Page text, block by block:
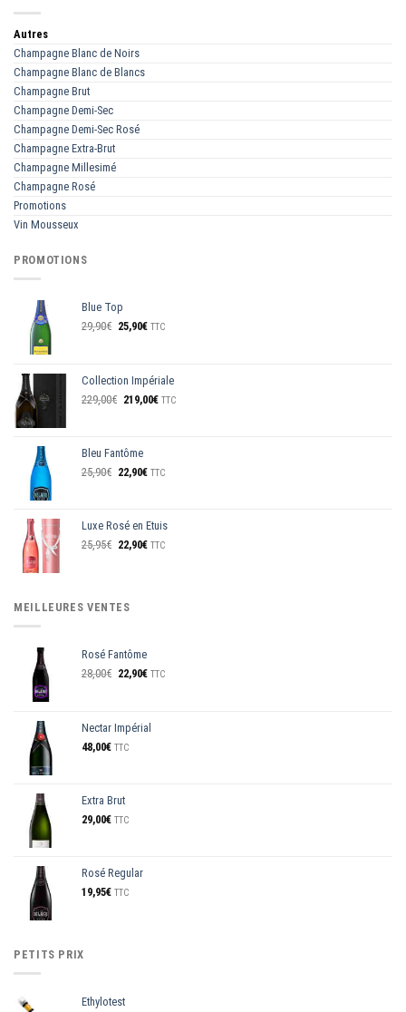
Autres
Champagne Blanc de Noirs
Champagne Blanc de Blancs
Champagne Brut
Champagne Demi-Sec
Champagne Demi-Sec Rosé
Champagne Extra-Brut
Champagne Millesimé
Champagne Rosé
Promotions
Vin Mousseux
PROMOTIONS
Blue Top
29,90€ Le
29,90€.
25,90€Le
25,90€.
TTC
Collection Impériale
229,00€ Le
229,00€.
219,00€LeTTC
Bleu Fantôme
25,90€ Le
25,90€.
22,90€Le
22,90€.
TTC
Luxe Rosé en Etuis
25,95€ Le
25,95€.
22,90€LeTTC
MEILLEURES VENTES
Rosé Fantôme
28,00€ Le
28,00€.
22,90€Le
22,90€.
TTC
Nectar Impérial
48,00€ TTC
Extra Brut
29,00€ TTC
Rosé Regular
19,95€ TTC
PETITS PRIX
Ethylotest